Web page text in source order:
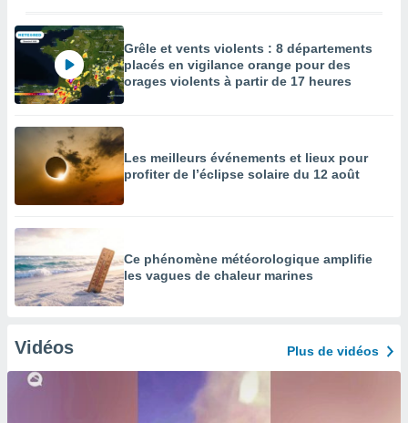
Grêle et vents violents : 8 départements
placés en vigilance orange pour des
orages violents à partir de 17 heures
Les meilleurs événements et lieux pour
profiter de l’éclipse solaire du 12 août
Ce phénomène météorologique amplifie
les vagues de chaleur marines
Vidéos Plus de vidéos